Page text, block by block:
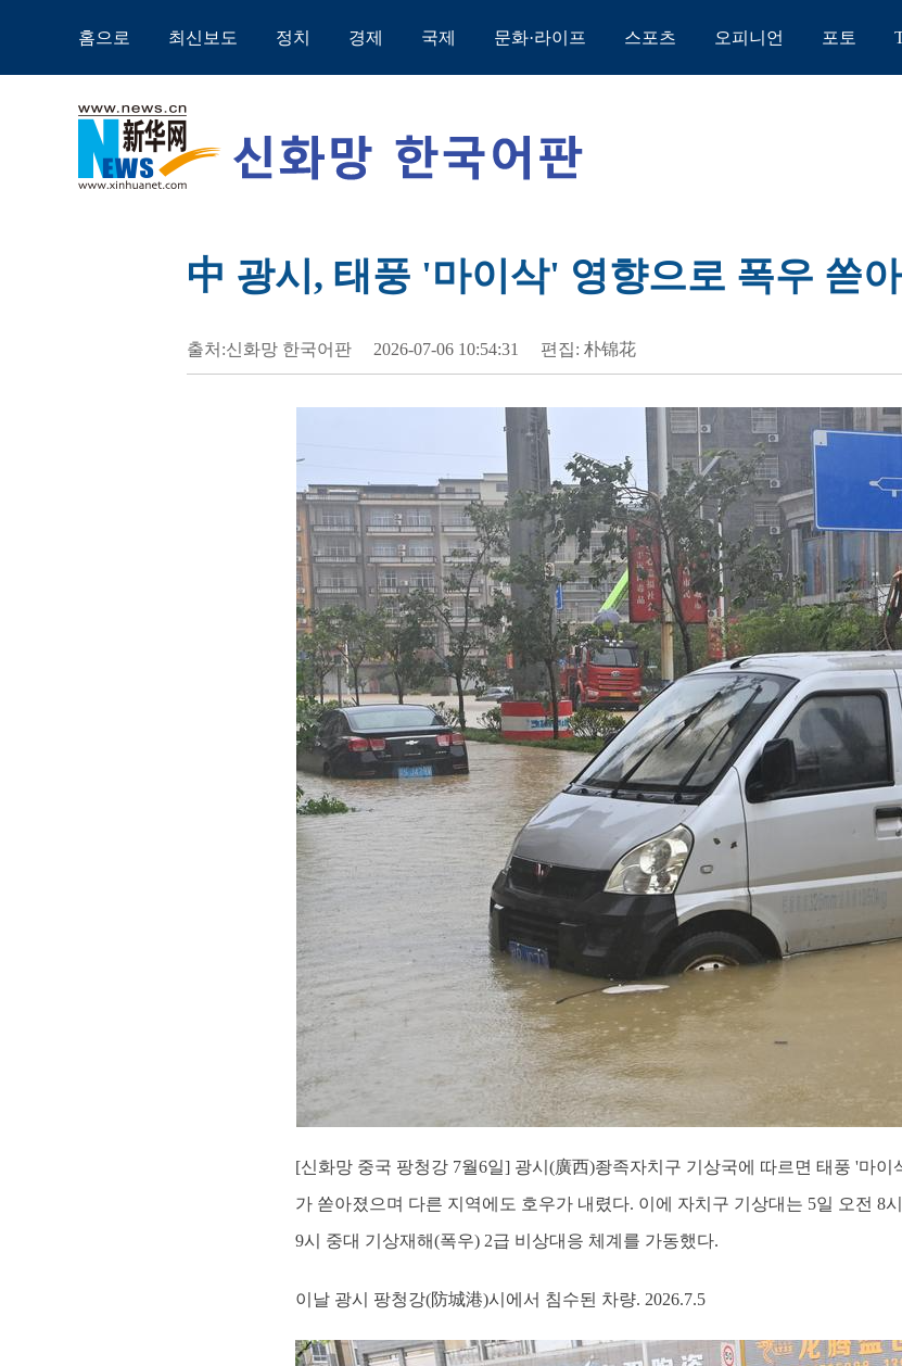
홈으로 최신보도 정치 경제 국제 문화·라이프 스포츠 오피니언 포토
中 광시, 태풍 '마이삭' 영향으로 폭우 쏟
출처:신화망 한국어판 2026-07-06 10:54:31 편집: 朴锦花
[신화망 중국 팡청강 7월6일] 광시(廣西)좡족자치구 기상국에 따르면 태풍 '마
가 쏟아졌으며 다른 지역에도 호우가 내렸다. 이에 자치구 기상대는 5일 오전 8
9시 중대 기상재해(폭우) 2급 비상대응 체계를 가동했다.
이날 광시 팡청강(防城港)시에서 침수된 차량. 2026.7.5